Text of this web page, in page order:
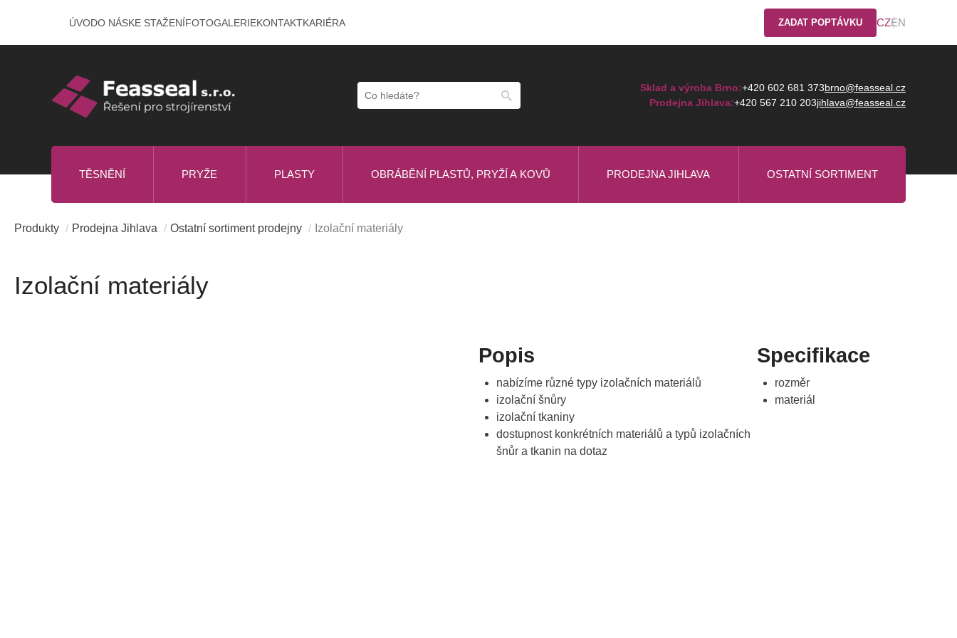
ÚVODO NÁSKE STAŽENÍFOTOGALERIEKONTAKTKARIÉRA ZADAT POPTÁVKU CZEN
Sklad a výroba Brno:+420 602 681 373brno@feasseal.cz
Prodejna Jihlava:+420 567 210 203jihlava@feasseal.cz
TĚSNĚNÍ PRYŽE PLASTY OBRÁBĚNÍ PLASTŮ, PRYŽÍ A KOVŮ PRODEJNA JIHLAVA OSTATNÍ SORTIMENT
Produkty / Prodejna Jihlava / Ostatní sortiment prodejny / Izolační materiály
Izolační materiály
Popis
nabízíme různé typy izolačních materiálů
izolační šnůry
izolační tkaniny
dostupnost konkrétních materiálů a typů izolačních
šnůr a tkanin na dotaz
Specifikace
rozměr
materiál